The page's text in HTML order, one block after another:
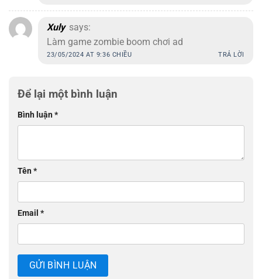
Xuly says:
Làm game zombie boom chơi ad
23/05/2024 AT 9:36 CHIỀU TRẢ LỜI
Để lại một bình luận
Bình luận*
Tên*
Email *